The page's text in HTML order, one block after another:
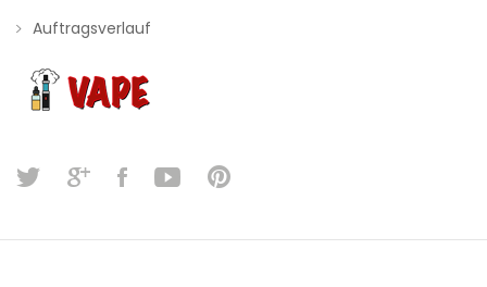
Auftragsverlauf